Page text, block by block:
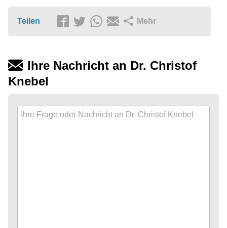
Teilen Mehr
Ihre Nachricht an Dr. Christof
Knebel